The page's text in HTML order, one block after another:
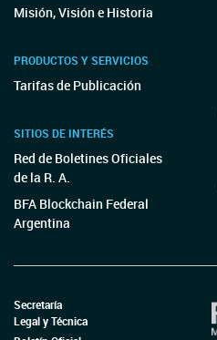
Misión, Visión e Historia
PRODUCTOS Y SERVICIOS
Tarifas de Publicación
SITIOS DE INTERÉS
Red de Boletines Oficiales
de la R. A.
BFA Blockchain Federal
Argentina
Secretaría
Legal y Técnica